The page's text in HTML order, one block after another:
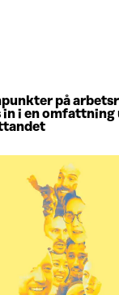
på
i en omfattning